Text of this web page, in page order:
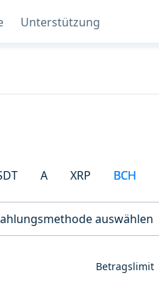
Unterstützung
A XRP BCH
auswählen
Betragslimit